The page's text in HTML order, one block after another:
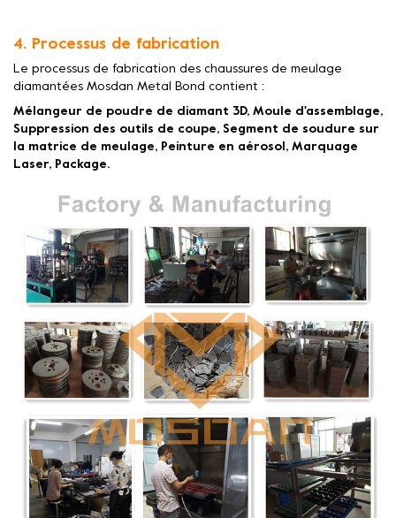
4. Processus de fabrication
Le processus de fabrication des chaussures de meulage
diamantées Mosdan Metal Bond contient :
Mélangeur de poudre de diamant 3D, Moule d'assemblage,
Suppression des outils de coupe, Segment de soudure sur
la matrice de meulage, Peinture en aérosol, Marquage
Laser, Package.